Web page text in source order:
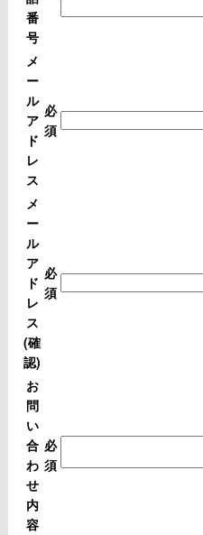
番
号
メ
ー
ル
ア
ド
レ
ス
必
須
メ
ー
ル
ア
ド
レ
ス
(確
認)
必
須
お
問
い
合
わ
せ
内
容
必
須